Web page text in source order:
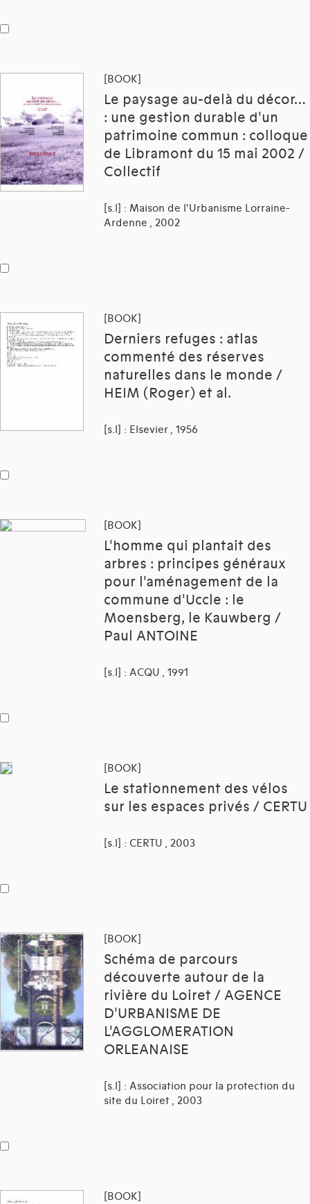
[BOOK]
Le paysage au-delà du décor…
: une gestion durable d'un
patrimoine commun : colloque
de Libramont du 15 mai 2002 /
Collectif
[s.l] : Maison de l'Urbanisme Lorraine-
Ardenne , 2002
[BOOK]
Derniers refuges : atlas
commenté des réserves
naturelles dans le monde /
HEIM (Roger) et al.
[s.l] : Elsevier , 1956
[BOOK]
L'homme qui plantait des
arbres : principes généraux
pour l'aménagement de la
commune d'Uccle : le
Moensberg, le Kauwberg /
Paul ANTOINE
[s.l] : ACQU , 1991
[BOOK]
Le stationnement des vélos
sur les espaces privés / CERTU
[s.l] : CERTU , 2003
[BOOK]
Schéma de parcours
découverte autour de la
rivière du Loiret / AGENCE
D'URBANISME DE
L'AGGLOMERATION
ORLEANAISE
[s.l] : Association pour la protection du
site du Loiret , 2003
[BOOK]